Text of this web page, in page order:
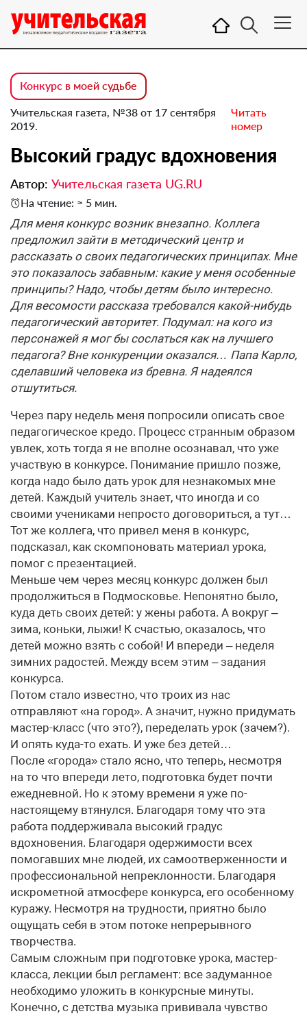
Конкурс в моей судьбе
Учительская газета, №38 от 17 сентября
2019.
Читать
номер
Высокий градус вдохновения
Автор: Учительская газета UG.RU
На чтение: ≈ 5 мин.
Для меня конкурс возник внезапно. Коллега
предложил зайти в методический центр и
рассказать о своих педагогических принципах. Мне
это показалось забавным: какие у меня особенные
принципы? Надо, чтобы детям было интересно.
Для весомости рассказа требовался какой-нибудь
педагогический авторитет. Подумал: на кого из
персонажей я мог бы сослаться как на лучшего
педагога? Вне конкуренции оказался… Папа Карло,
сделавший человека из бревна. Я надеялся
отшутиться.
Через пару недель меня попросили описать свое
педагогическое кредо. Процесс странным образом
увлек, хоть тогда я не вполне осознавал, что уже
участвую в конкурсе. Понимание пришло позже,
когда надо было дать урок для незнакомых мне
детей. Каждый учитель знает, что иногда и со
своими учениками непросто договориться, а тут…
Тот же коллега, что привел меня в конкурс,
подсказал, как скомпоновать материал урока,
помог с презентацией.
Меньше чем через месяц конкурс должен был
продолжиться в Подмосковье. Непонятно было,
куда деть своих детей: у жены работа. А вокруг –
зима, коньки, лыжи! К счастью, оказалось, что
детей можно взять с собой! И впереди – неделя
зимних радостей. Между всем этим – задания
конкурса.
Потом стало известно, что троих из нас
отправляют «на город». А значит, нужно придумать
мастер-класс (что это?), переделать урок (зачем?).
И опять куда-то ехать. И уже без детей…
После «города» стало ясно, что теперь, несмотря
на то что впереди лето, подготовка будет почти
ежедневной. Но к этому времени я уже по-
настоящему втянулся. Благодаря тому что эта
работа поддерживала высокий градус
вдохновения. Благодаря одержимости всех
помогавших мне людей, их самоотверженности и
профессиональной непреклонности. Благодаря
искрометной атмосфере конкурса, его особенному
куражу. Несмотря на трудности, приятно было
ощущать себя в этом потоке непрерывного
творчества.
Самым сложным при подготовке урока, мастер-
класса, лекции был регламент: все задуманное
необходимо уложить в конкурсные минуты.
Конечно, с детства музыка прививала чувство